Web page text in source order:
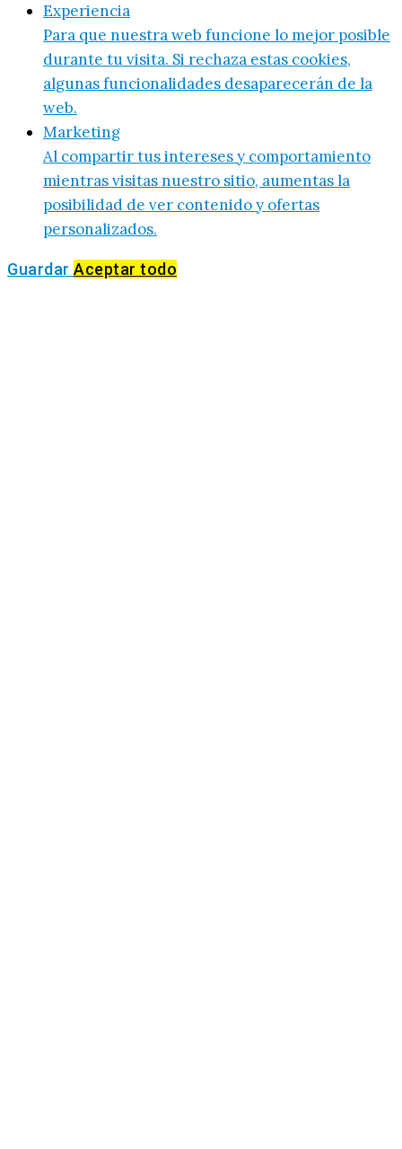
Experiencia
Para que nuestra web funcione lo mejor posible
durante tu visita. Si rechaza estas cookies,
algunas funcionalidades desaparecerán de la
web.
Marketing
Al compartir tus intereses y comportamiento
mientras visitas nuestro sitio, aumentas la
posibilidad de ver contenido y ofertas
personalizados.
Guardar Aceptar todo